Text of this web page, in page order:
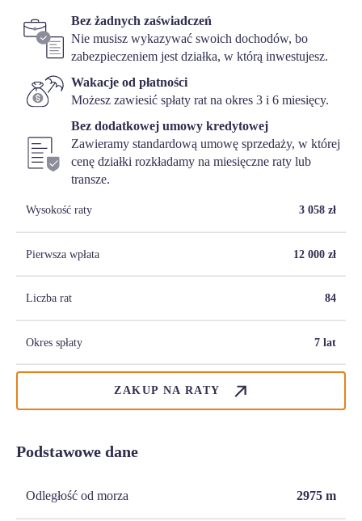
Bez żadnych zaświadczeń
Nie musisz wykazywać swoich dochodów, bo
zabezpieczeniem jest działka, w którą inwestujesz.
Wakacje od płatności
Możesz zawiesić spłaty rat na okres 3 i 6 miesięcy.
Bez dodatkowej umowy kredytowej
Zawieramy standardową umowę sprzedaży, w której
cenę działki rozkładamy na miesięczne raty lub
transze.
Wysokość raty 3 058 zł
Pierwsza wpłata 12 000 zł
Liczba rat 84
Okres spłaty 7 lat
ZAKUP NA RATY
Podstawowe dane
Odległość od morza 2975 m